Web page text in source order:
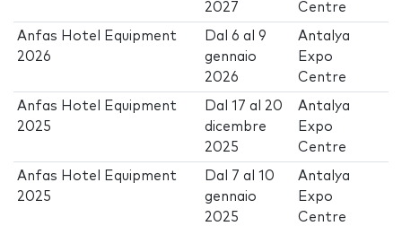
2027
Centre
Anfas Hotel Equipment
2026
Dal6 al9
gennaio
2026
Antalya
Expo
Centre
Anfas Hotel Equipment
2025
Dal17 al 20
dicembre
2025
Antalya
Expo
Centre
Anfas Hotel Equipment
2025
Dal 7 al10
gennaio
2025
Antalya
Expo
Centre